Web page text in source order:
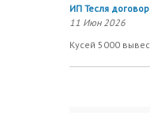
ИП Тесля
11 Июн 2026
Кусей 5000